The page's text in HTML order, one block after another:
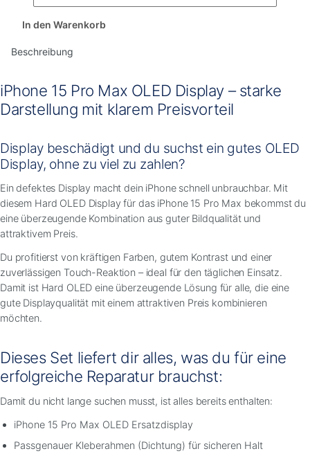
In den Warenkorb
Beschreibung
iPhone 15 Pro Max OLED Display – starke
Darstellung mit klarem Preisvorteil
Display beschädigt und du suchst ein gutes OLED
Display, ohne zu viel zu zahlen?
Ein defektes Display macht dein iPhone schnell unbrauchbar. Mit
diesem Hard OLED Display für das iPhone 15 Pro Max bekommst du
eine überzeugende Kombination aus guter Bildqualität und
attraktivem Preis.
Du profitierst von kräftigen Farben, gutem Kontrast und einer
zuverlässigen Touch-Reaktion – ideal für den täglichen Einsatz.
Damit ist Hard OLED eine überzeugende Lösung für alle, die eine
gute Displayqualität mit einem attraktiven Preis kombinieren
möchten.
Dieses Set liefert dir alles, was du für eine
erfolgreiche Reparatur brauchst:
Damit du nicht lange suchen musst, ist alles bereits enthalten:
iPhone 15 Pro Max OLED Ersatzdisplay
Passgenauer Kleberahmen (Dichtung) für sicheren Halt